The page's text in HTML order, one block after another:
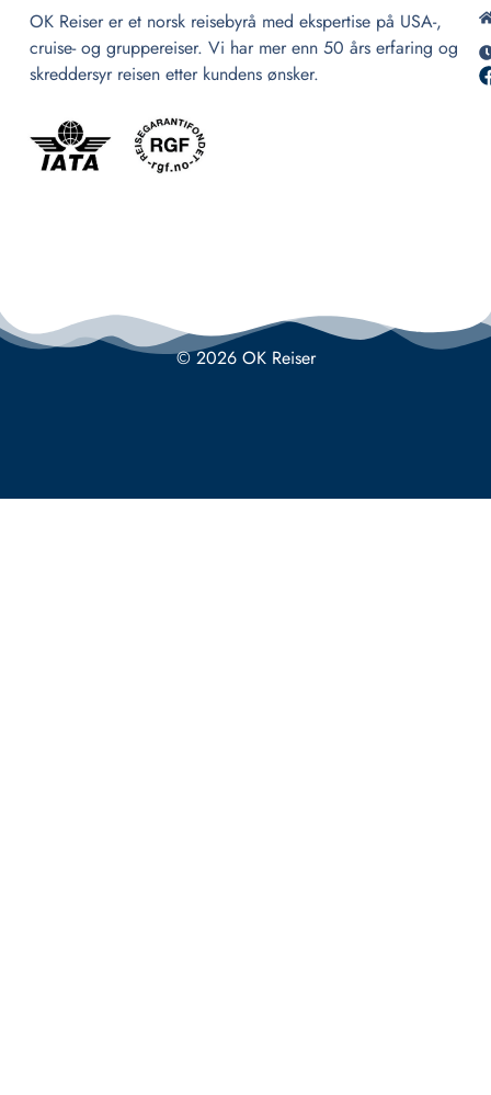
OK Reiser er et norsk reisebyrå med ekspertise på USA-,
cruise- og gruppereiser. Vi har mer enn 50 års erfaring og
skreddersyr reisen etter kundens ønsker.
© 2026 OK Reiser